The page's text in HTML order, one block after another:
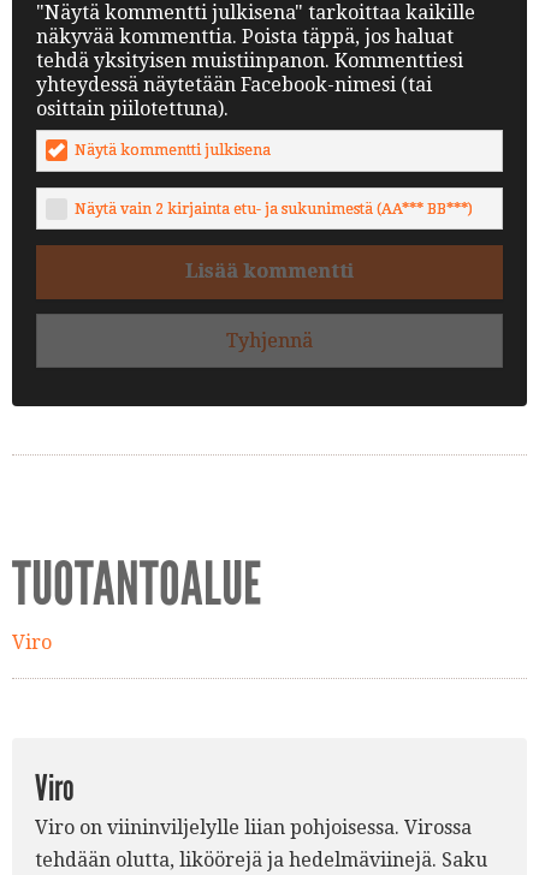
"Näytä kommentti julkisena" tarkoittaa kaikille
näkyvää kommenttia. Poista täppä, jos haluat
tehdä yksityisen muistiinpanon. Kommenttiesi
yhteydessä näytetään Facebook-nimesi (tai
osittain piilotettuna).
Näytä kommentti julkisena
Näytä vain 2 kirjainta etu- ja sukunimestä (AA*** BB***)
Lisää kommentti
Tyhjennä
TUOTANTOALUE
Viro
Viro
Viro on viininviljelylle liian pohjoisessa. Virossa
tehdään olutta, liköörejä ja hedelmäviinejä. Saku